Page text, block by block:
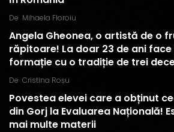
De Mihaela Floroiu
Angela Gheonea, o artistă de o
răpitoare! La doar 23 de ani
formație cu o tradiție de trei
De Cristina Roșu
Povestea elevei care a obținut
din Gorj la Evaluarea Națională!
mai multe materii